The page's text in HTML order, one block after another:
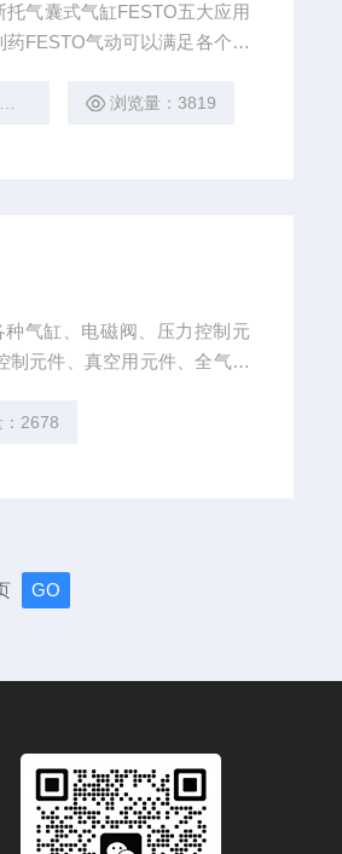
气囊式气缸FESTO五大应用
FESTO气动可以满足各个行
浏览量：3819
气缸、电磁阀、压力控制元
制元件、真空用元件、全气控
2678